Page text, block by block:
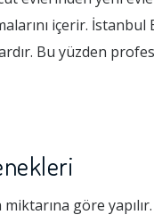
içerir. İstanbul
Bu yüzden
göre yapılır.